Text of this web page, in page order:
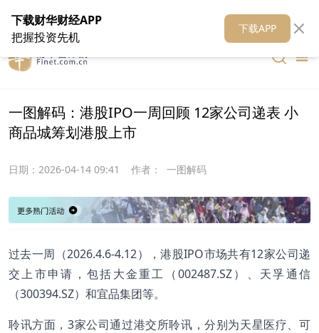
在线客服 关于我们 财华媒体矩阵 财华智库
一图解码：港股IPO一周回顾 12家公司递表 小
商品城筹划港股上市
日期： 2026-04-14 09:41 作者： 一图解码
过去一周（2026.4.6-4.12），港股IPO市场共有12家公司递
交上市申请，包括大金重工（002487.SZ）、天孚通信
（300394.SZ）和宜品集团等。
聆讯方面，3家公司通过港交所聆讯，分别为天星医疗、可
下载财华财经APP
把握投资先机
下载APP